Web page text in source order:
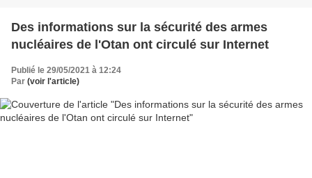
Des informations sur la sécurité des armes
nucléaires de l'Otan ont circulé sur Internet
Publié le 29/05/2021 à 12:24
Par (voir l'article)